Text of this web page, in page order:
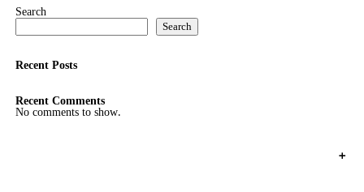
Search
Search
Recent Posts
Recent Comments
No comments to show.
+